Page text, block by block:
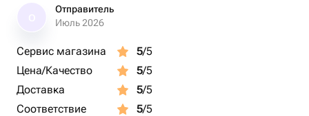
Отправитель
Июль 2026
Сервис магазина 5/5
Цена/Качество
5/5
Доставка
5/5
Соответствие
5/5